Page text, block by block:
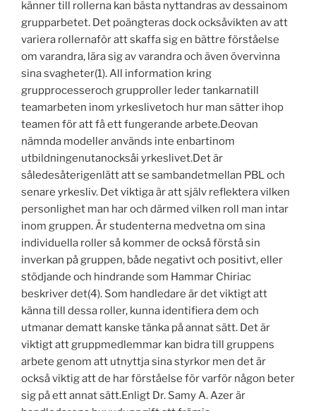
känner till rollerna kan bästa nyttandras av dessainom
grupparbetet. Det poängteras dock ocksåvikten av att
variera rollernaför att skaffa sig en bättre förståelse
om varandra, lära sig av varandra och även övervinna
sina svagheter(1). All information kring
grupprocesseroch grupproller leder tankarnatill
teamarbeten inom yrkeslivetoch hur man sätter ihop
teamen för att få ett fungerande arbete.Deovan
nämnda modeller används inte enbartinom
utbildningenutanocksåi yrkeslivet.Det är
såledesåterigenlätt att se sambandetmellan PBL och
senare yrkesliv. Det viktiga är att själv reflektera vilken
personlighet man har och därmed vilken roll man intar
inom gruppen. Är studenterna medvetna om sina
individuella roller så kommer de också förstå sin
inverkan på gruppen, både negativt och positivt, eller
stödjande och hindrande som Hammar Chiriac
beskriver det(4). Som handledare är det viktigt att
känna till dessa roller, kunna identifiera dem och
utmanar dematt kanske tänka på annat sätt. Det är
viktigt att gruppmedlemmar kan bidra till gruppens
arbete genom att utnyttja sina styrkor men det är
också viktig att de har förståelse för varför någon beter
sig på ett annat sätt.Enligt Dr. Samy A. Azer är